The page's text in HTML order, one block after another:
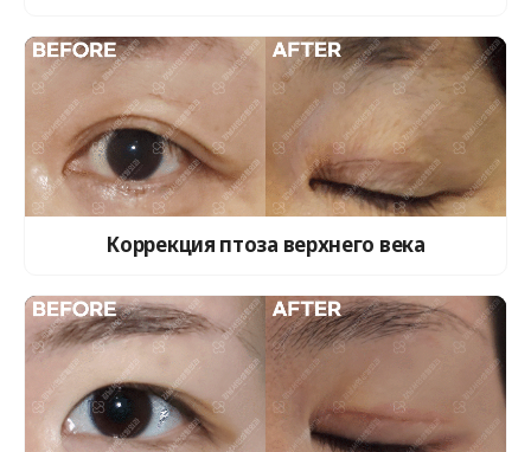
Коррекция птоза верхнего века